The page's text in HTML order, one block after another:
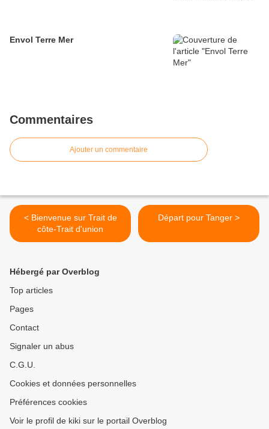
Envol Terre Mer
Commentaires
Ajouter un commentaire
< Bienvenue sur Trait de
côte-Trait d'union
Départ pour Tanger >
Hébergé par Overblog
Top articles
Pages
Contact
Signaler un abus
C.G.U.
Cookies et données personnelles
Préférences cookies
Voir le profil de kiki sur le portail Overblog